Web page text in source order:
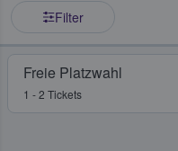
Filter
Freie Platzwahl
1 - 2 Tickets